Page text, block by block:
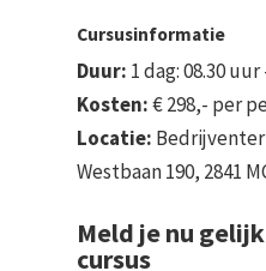
Cursusinformatie
Duur: 1 dag: 08.30
Kosten:€ 298,- per
Locatie:
Westbaan 190, 2841
Meld je nu
cursus